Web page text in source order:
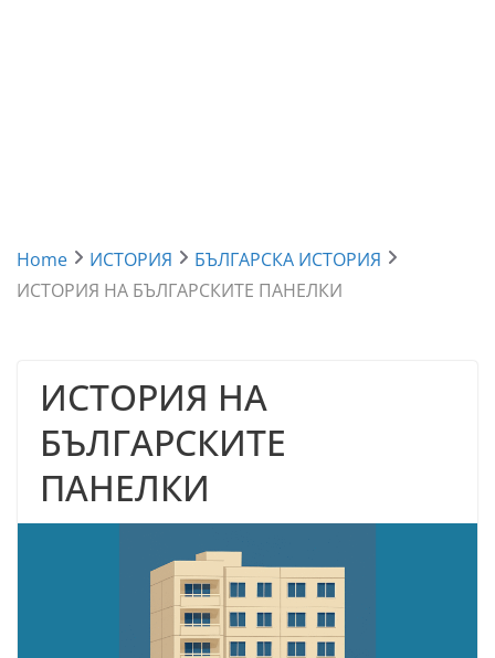
Home ИСТОРИЯ
БЪЛГАРСКА ИСТОРИЯ
ИСТОРИЯ НА БЪЛГАРСКИТЕ ПАНЕЛКИ
ИСТОРИЯ НА
БЪЛГАРСКИТЕ
ПАНЕЛКИ